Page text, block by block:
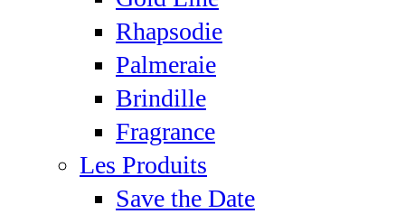
Rhapsodie
Palmeraie
Brindille
Fragrance
Les Produits
Save the Date